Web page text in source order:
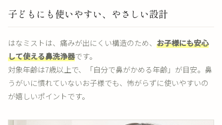
子どもにも使いやすい、やさしい設計
はなミストは、痛みが出にくい構造のため、 お子様にも安心
して使える鼻洗浄器です。
対象年齢は7歳以上で、「自分で鼻がかめる年齢」が目安。鼻
うがいに慣れていないお子様でも、怖がらずに使いやすいの
が嬉しいポイントです。